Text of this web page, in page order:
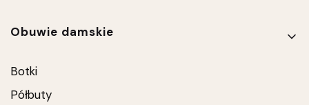
Linki w stopce
Obuwie damskie
Botki
Półbuty